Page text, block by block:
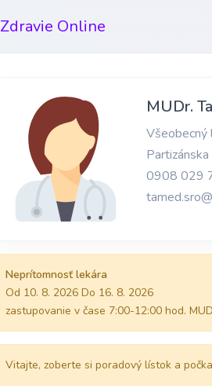
Zdravie Online
MUDr.
Všeobecný
0908 029
Neprítomnosť lekára
Od 10. 8. 2026 Do 16. 8. 2026
zastupovanie v čase 7:00-12:00 hod.
Vitajte, zoberte si poradový lístok a